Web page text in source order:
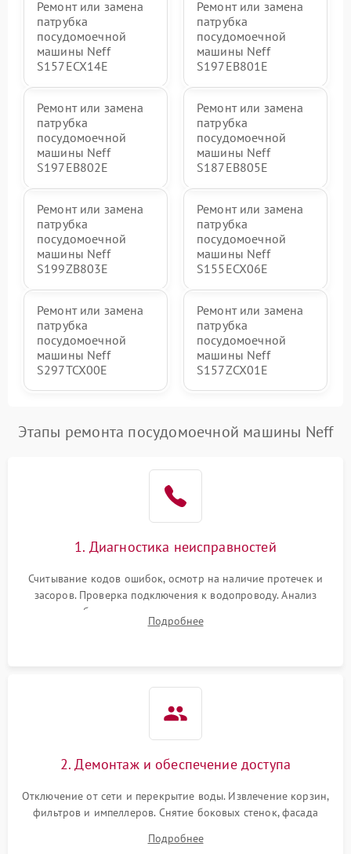
Ремонт или замена
патрубка
посудомоечной
машины Neff
S157ECX14E
Ремонт или замена
патрубка
посудомоечной
машины Neff
S197EB801E
Ремонт или замена
патрубка
посудомоечной
машины Neff
S197EB802E
Ремонт или замена
патрубка
посудомоечной
машины Neff
S187EB805E
Ремонт или замена
патрубка
посудомоечной
машины Neff
S199ZB803E
Ремонт или замена
патрубка
посудомоечной
машины Neff
S155ECX06E
Ремонт или замена
патрубка
посудомоечной
машины Neff
S297TCX00E
Ремонт или замена
патрубка
посудомоечной
машины Neff
S157ZCX01E
Этапы ремонта посудомоечной машины Neff
1. Диагностика неисправностей
Считывание кодов ошибок, осмотр на наличие протечек и
засоров. Проверка подключения к водопроводу. Анализ
жалоб на отсутствие слива, нагрева, вращения
разбрызгивателей или срабатывание системы защиты
Подробнее
2. Демонтаж и обеспечение доступа
Отключение от сети и перекрытие воды. Извлечение корзин,
фильтров и импеллеров. Снятие боковых стенок, фасада
циркуляционному насосу, ТЭНу и сливной помпе.
Подробнее